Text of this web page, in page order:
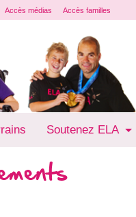
Accès médias Accès familles
Soutenez ELA